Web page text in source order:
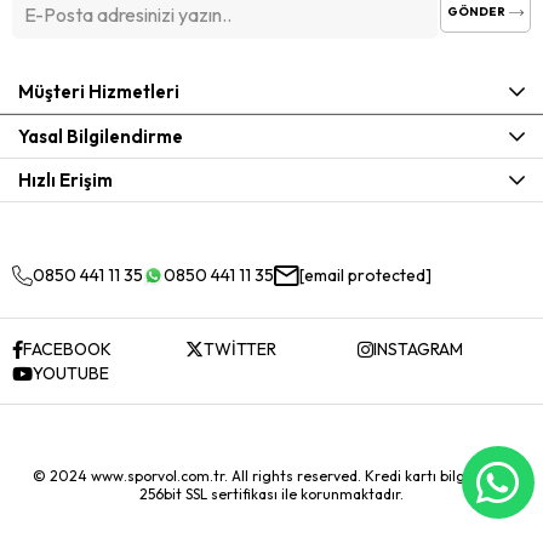
GÖNDER
Müşteri Hizmetleri
Yasal Bilgilendirme
Hızlı Erişim
0850 441 11 35 0850 441 11 35 [email protected]
FACEBOOK TWİTTER
INSTAGRAM
YOUTUBE
© 2024 www.sporvol.com.tr. All rights reserved. Kredi kartı bilgileriniz
256bit SSL sertifikası ile korunmaktadır.